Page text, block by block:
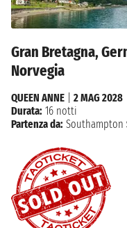
Gran Bretagna,
Norvegia
QUEEN ANNE
2 MAG 2028
Durata: 16 notti
Partenza da: Southampton